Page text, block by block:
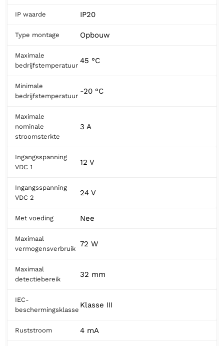
IP waarde IP20
Type montage Opbouw
Maximale
bedrijfstemperatuur
45 °C
Minimale
bedrijfstemperatuur
-20 °C
Maximale
nominale
stroomsterkte
3 A
Ingangsspanning
VDC 1
12 V
Ingangsspanning
VDC 2
24 V
Met voeding Nee
Maximaal
vermogensverbruik
72 W
Maximaal
detectiebereik
32 mm
IEC-
beschermingsklasse
Klasse III
Ruststroom 4 mA